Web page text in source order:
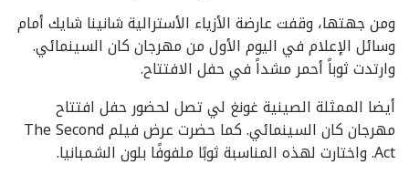
ومن جهتها، وقفت عارضة الأزياء الأسترالية شانينا شايك أمام
وسائل الإعلام في اليوم الأول من مهرجان كان السينمائي.
وارتدت ثوباً أحمر مشداً في حفل الافتتاح.
أيضا الممثلة الصينية غونغ لي تصل لحضور حفل افتتاح
مهرجان كان السينمائي. كما حضرت عرض فيلم The Second
Act. واختارت لهذه المناسبة ثوبًا ملفوفًا بلون الشمبانيا.